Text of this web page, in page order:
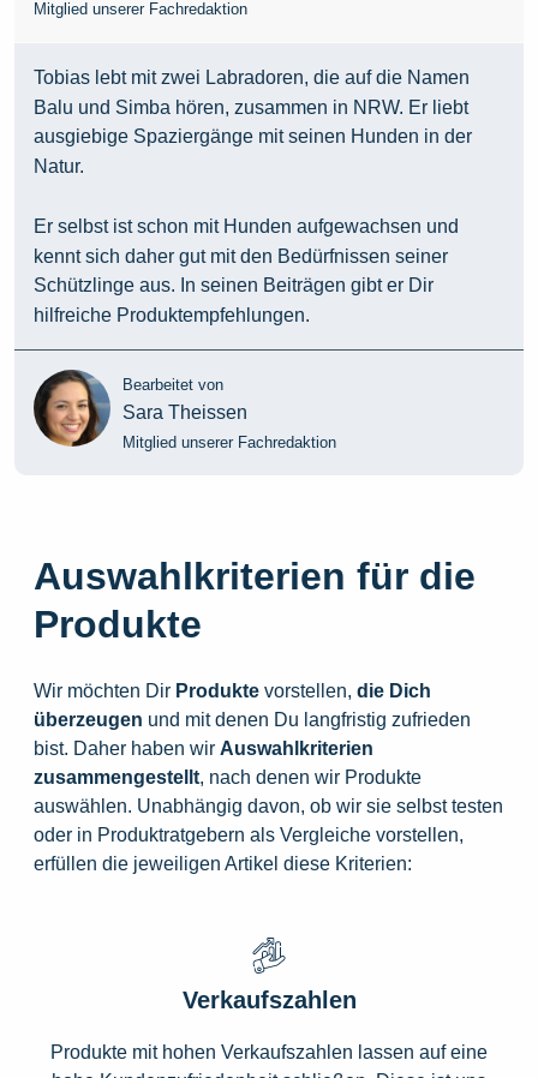
Mitglied unserer Fachredaktion
Tobias lebt mit zwei Labradoren, die auf die Namen
Balu und Simba hören, zusammen in NRW. Er liebt
ausgiebige Spaziergänge mit seinen Hunden in der
Natur.
Er selbst ist schon mit Hunden aufgewachsen und
kennt sich daher gut mit den Bedürfnissen seiner
Schützlinge aus. In seinen Beiträgen gibt er Dir
hilfreiche Produktempfehlungen.
Bearbeitet von
Sara Theissen
Mitglied unserer Fachredaktion
Auswahlkriterien für die
Produkte
Wir möchten Dir Produkte vorstellen, die Dich
überzeugen und mit denen Du langfristig zufrieden
bist. Daher haben wir Auswahlkriterien
zusammengestellt, nach denen wir Produkte
auswählen. Unabhängig davon, ob wir sie selbst testen
oder in Produktratgebern als Vergleiche vorstellen,
erfüllen die jeweiligen Artikel diese Kriterien:
Verkaufszahlen
Produkte mit hohen Verkaufszahlen lassen auf eine